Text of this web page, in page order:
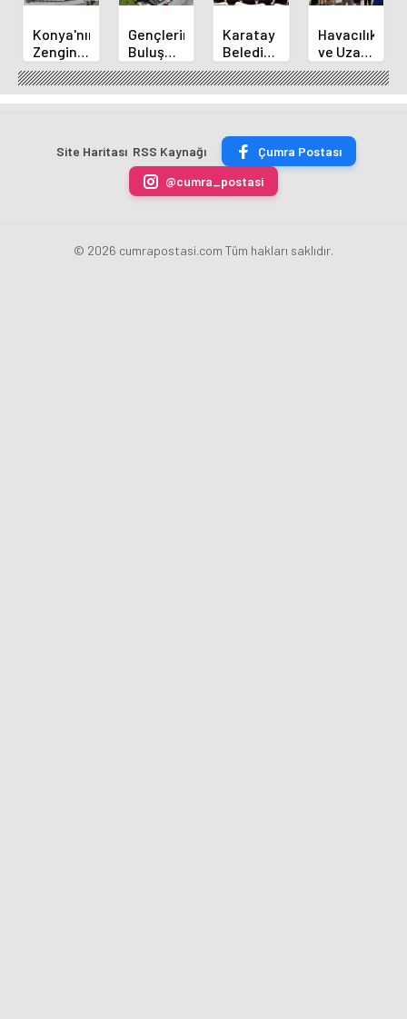
Konya'nın
Zengin
Mutfağı
GastroFest'te
Tanıtılacak
Gençlerin
Buluşma
Noktası
Talha
Bayrakçı
Yükseliyor
Karatay
Belediye
Başkanı
Kılca
Yeni
Açıkladı
Havacılık
ve Uzay
Yaz
Kursu
Başladı
Site Haritası RSS Kaynağı
Çumra Postası
@cumra_postasi
© 2026 cumrapostasi.com Tüm hakları saklıdır.